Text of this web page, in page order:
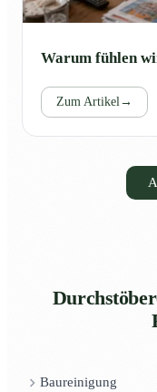
Warum fühlen
Zum Artikel→
Baureinigung